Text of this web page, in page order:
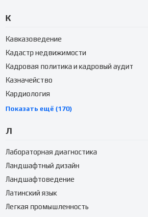
К
Кавказоведение
Кадастр недвижимости
Кадровая политика и кадровый аудит
Казначейство
Кардиология
Показать ещё (170)
Л
Лабораторная диагностика
Ландшафтный дизайн
Ландшафтоведение
Латинский язык
Легкая промышленность